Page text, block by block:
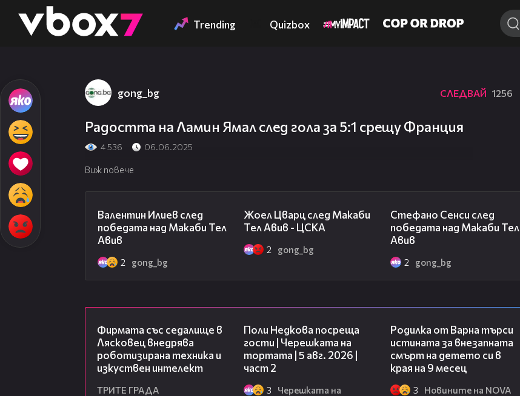
👾 Trending Quizbox
gong_bg СЛЕДВАЙ 1256
Радостта на Ламин Ямал след гола за 5:1 срещу Франция
4 536 06.06.2025
Виж повече
Валентин Илиев след
победата над Макаби Тел
Авив
2 gong_bg
Жоел Цварц след Макаби
Тел Авив - ЦСКА
2 gong_bg
Стефано Сенси след
победата над Макаби Тел
Авив
2 gong_bg
Фирмата със седалище в
Лясковец внедрява
роботизирана техника и
изкуствен интелект
ТРИТЕ ГРАДА
Поли Недкова посреща
гости | Черешката на
тортата | 5 авг. 2026 |
част 2
3
Черешката на
Родилка от Варна търси
истината за внезапната
смърт на детето си в
края на 9 месец
3 Новините на NOVA